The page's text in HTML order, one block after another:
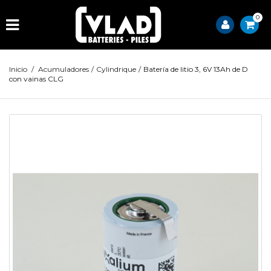
0
Inicio / Acumuladores / Cylindrique / Batería de litio 3, 6V 13Ah de D
con vainas CLG